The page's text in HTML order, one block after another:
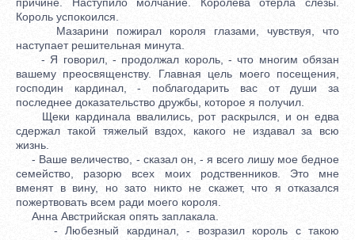
Король успокоился.
Мазарини пожирал короля глазами, чувствуя, что
наступает решительная минута.
- Я говорил, - продолжал король, - что многим обязан
вашему преосвященству. Главная цель моего посещения,
господин кардинал, - поблагодарить вас от души за
последнее доказательство дружбы, которое я получил.
Щеки кардинала ввалились, рот раскрылся, и он едва
сдержал такой тяжелый вздох, какого не издавал за всю
жизнь.
- Ваше величество, - сказал он, - я всего лишу мое бедное
семейство, разорю всех моих родственников. Это мне
вменят в вину, но зато никто не скажет, что я отказался
пожертвовать всем ради моего короля.
Анна Австрийская опять заплакала.
- Любезный кардинал, - возразил король с такою